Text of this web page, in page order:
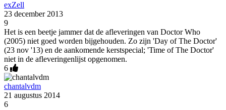
exZell
23 december 2013
9
Het is een beetje jammer dat de afleveringen van Doctor Who
(2005) niet goed worden bijgehouden. Zo zijn 'Day of The Doctor'
(23 nov '13) en de aankomende kerstspecial; 'Time of The Doctor'
niet in de afleveringenlijst opgenomen.
6
chantalvdm
21 augustus 2014
6